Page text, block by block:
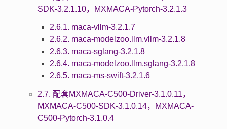
SDK-3.2.1.10，MXMACA-Pytorch-3.2.1.3
2.6.1. maca-vllm-3.2.1.7
2.6.2. maca-modelzoo.llm.vllm-3.2.1.8
2.6.3. maca-sglang-3.2.1.8
2.6.4. maca-modelzoo.llm.sglang-3.2.1.8
2.6.5. maca-ms-swift-3.2.1.6
2.7. 配套MXMACA-C500-Driver-3.1.0.11，
MXMACA-C500-SDK-3.1.0.14，MXMACA-
C500-Pytorch-3.1.0.4